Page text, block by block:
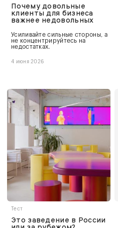
Почему довольные
клиенты для бизнеса
важнее недовольных
Усиливайте сильные стороны, а
не концентрируйтесь на
недостатках.
4 июня 2026
Тест
Это заведение в России